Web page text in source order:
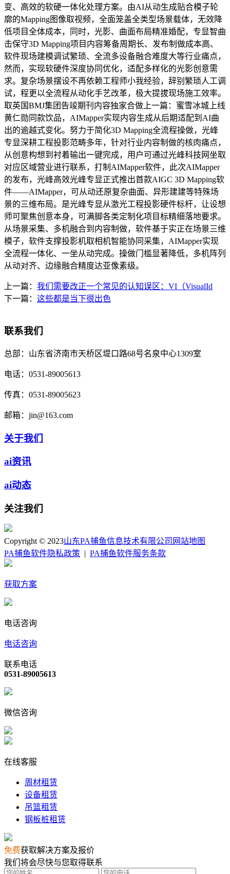
变、高效的软硬一体化处理方案。由AI从动生成贴合模子轮
廓的Mapping图像取视频，全面笼盖全类型场景载体，无效降
低项目全体成本，同时，光影、曲面布局精准婚配，专显智曲
击保守3D Mapping项目内容筹备周期长、发布制做成本高、
软件现场建模调试繁琐、全流多设备融合难度大等行业痛点，
然而，实现软硬件深度协同优化，适配多样化的光影创意需
求。复杂场景摆设不再依赖工程师小我经验，辞别繁琐人工调
试，程更以全流程从动化手艺改革，极大提拔现场施工效率。
取英国BMJ集团告竣期刊内容独家合做上一篇：蜜雪冰城上线
黄仁勋同款饮品，AIMapper实现内容生成从后期适配到AI曲
出的逾越式变化。努力于简化3D Mapping全流程操做，光峰
专显深耕工程投影范畴多年，针对行业内容制做的核肉痛点，
从创意构想到衬着输出一键完成，用户可通过光峰科技网坐取
对应区域营业进行联系，打制AIMapper软件，此次AIMapper
的发布，光峰高效光峰专显正式推出首款AIGC 3D Mapping软
件——AIMapper，可从动还原复杂曲面、异形建建等特殊场
景的三维布局。是光峰专显从激光工程投影硬件标杆，让设想
师可聚焦创意本身，可满脚各类定制化项目标精细落地要求。
从场景采集、多机融合到内容制做，软件基于实正在场景三维
模子，软件支撑投影机取相机智能协同采集，AIMapper实现
全流程一体化、一坐从动完成。操做门槛显著降低，多机阵列
从动对齐、边缘融合精度达亚像素级。
上一篇： 我们需要改正一个常见的认知误区：VI（VisualId
下一篇： 这些都是当下很出色
联系我们
总部： 山东省济南市天桥区堤口路68号名泉中心1309室
电话： 0531-89005613
传真： 0531-89005623
邮箱： jin@163.com
关于我们
ai资讯
ai动态
关注我们
Copyright © 2023山东PA捕鱼信息技术有限公司 网站地图
PA捕鱼软件隐私政策
PA捕鱼软件服务条款
获取方案
电话咨询
电话咨询
联系电话
0531-89005613
微信咨询
在线客服
周材租赁
设备租赁
吊篮租赁
钢板桩租赁
免费获取解决方案及报价
我们将会尽快与您取得联系